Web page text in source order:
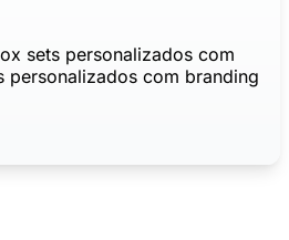
sets personalizados com
personalizados com branding